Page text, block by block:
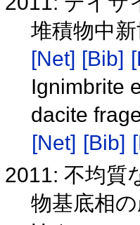
堆積物中
[Net] [Bib]
Ignimbrite
dacite
[Net] [Bib]
2011: 不均質
物基底相